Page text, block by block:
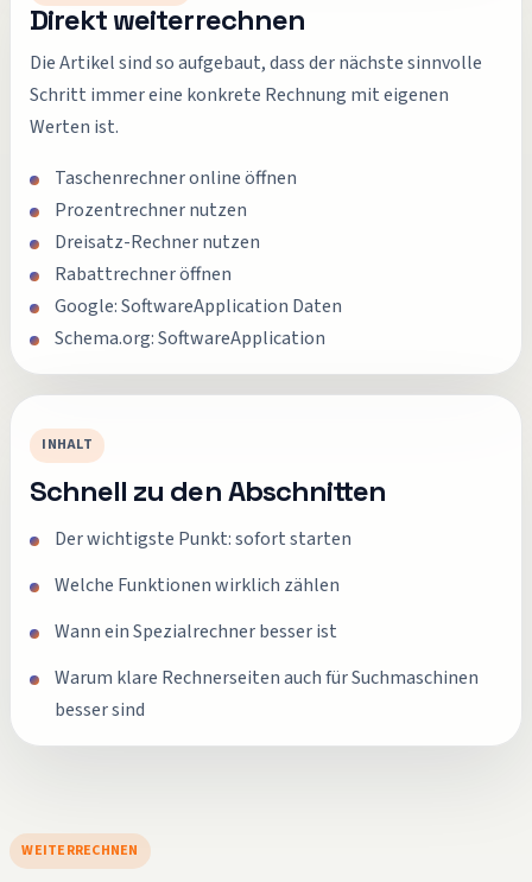
Direkt weiterrechnen
Die Artikel sind so aufgebaut, dass der nächste sinnvolle
Schritt immer eine konkrete Rechnung mit eigenen
Werten ist.
Taschenrechner online öffnen
Prozentrechner nutzen
Dreisatz-Rechner nutzen
Rabattrechner öffnen
Google: SoftwareApplication Daten
Schema.org: SoftwareApplication
INHALT
Schnell zu den Abschnitten
Der wichtigste Punkt: sofort starten
Welche Funktionen wirklich zählen
Wann ein Spezialrechner besser ist
Warum klare Rechnerseiten auch für Suchmaschinen
besser sind
WEITERRECHNEN